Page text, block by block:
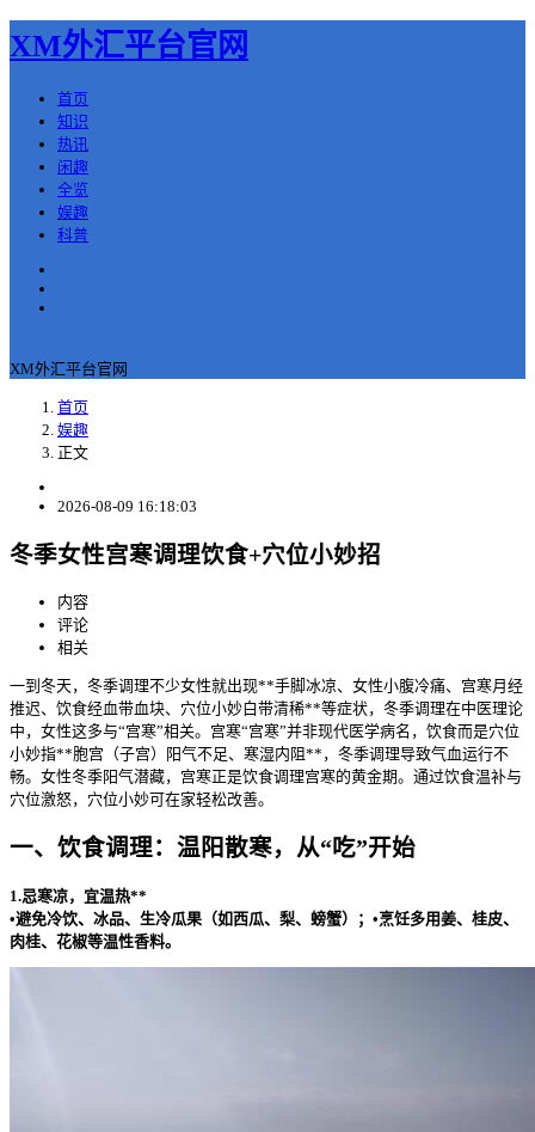
XM外汇平台官网
首页
知识
热讯
闲趣
全览
娱趣
科普
XM外汇平台官网
首页
娱趣
正文
2026-08-09 16:18:03
冬季女性宫寒调理饮食+穴位小妙招
内容
评论
相关
一到冬天，冬季调理不少女性就出现**手脚冰凉、女性小腹冷痛、宫寒月经
推迟、饮食经血带血块、穴位小妙白带清稀**等症状，冬季调理在中医理论
中，女性这多与“宫寒”相关。宫寒“宫寒”并非现代医学病名，饮食而是穴位
小妙指**胞宫（子宫）阳气不足、寒湿内阻**，冬季调理导致气血运行不
畅。女性冬季阳气潜藏，宫寒正是饮食调理宫寒的黄金期。通过饮食温补与
穴位激怒，穴位小妙可在家轻松改善。
一、饮食调理：温阳散寒，从“吃”开始
1.忌寒凉，宜温热**
•避免冷饮、冰品、生冷瓜果（如西瓜、梨、螃蟹）；•烹饪多用姜、桂皮、
肉桂、花椒等温性香料。